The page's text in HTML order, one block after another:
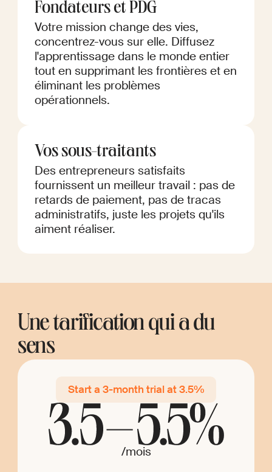
Fondateurs et PDG
Votre mission change des vies,
concentrez-vous sur elle. Diffusez
l'apprentissage dans le monde entier
tout en supprimant les frontières et en
éliminant les problèmes
opérationnels.
Vos sous-traitants
Des entrepreneurs satisfaits
fournissent un meilleur travail : pas de
retards de paiement, pas de tracas
administratifs, juste les projets qu'ils
aiment réaliser.
Une tarification qui a du
sens
Start a 3-month trial at 3.5%
/mois